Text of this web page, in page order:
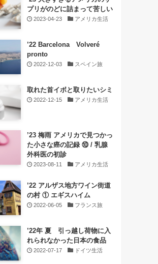
プリがのどに詰まって苦しい
2023-04-23 アメリカ生活
’22 Barcelona Volveré
pronto
2022-12-03 スペイン旅
取れた首イボと取りたいシミ
2022-12-15 アメリカ生活
’23 梅雨 アメリカで見つかっ
た小さな癌の記録 ⑩ / 乳腺
外科医の初診
2023-08-11 アメリカ生活
’22 アルザス地方ワイン街道
の村 ① エギスハイム
2022-06-05 フランス旅
’22年 夏 引っ越し荷物に入
れられなかった日本の食品
2022-07-17 ドイツ生活